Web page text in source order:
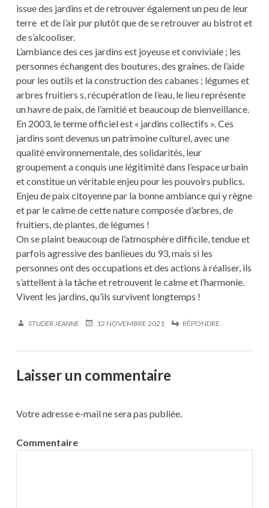
issue des jardins et de retrouver également un peu de leur
terre et de l’air pur plutôt que de se retrouver au bistrot et
de s’alcooliser.
L’ambiance des ces jardins est joyeuse et conviviale ; les
personnes échangent des boutures, des graines. de l’aide
pour les outils et la construction des cabanes ; légumes et
arbres fruitiers s, récupération de l’eau, le lieu représente
un havre de paix, de l’amitié et beaucoup de bienveillance.
En 2003, le terme officiel est « jardins collectifs ». Ces
jardins sont devenus un patrimoine culturel, avec une
qualité environnementale, des solidarités, leur
groupement a conquis une légitimité dans l’espace urbain
et constitue un véritable enjeu pour les pouvoirs publics.
Enjeu de paix citoyenne par la bonne ambiance qui y règne
et par le calme de cette nature composée d’arbres, de
fruitiers, de plantes, de légumes !
On se plaint beaucoup de l’atmosphère difficile, tendue et
parfois agressive des banlieues du 93, mais si les
personnes ont des occupations et des actions à réaliser, ils
s’attellent à la tâche et retrouvent le calme et l’harmonie.
Vivent les jardins, qu’ils survivent longtemps !
STUDER JEANNE 12 NOVEMBRE 2021 RÉPONDRE
Laisser un commentaire
Votre adresse e-mail ne sera pas publiée.
Commentaire